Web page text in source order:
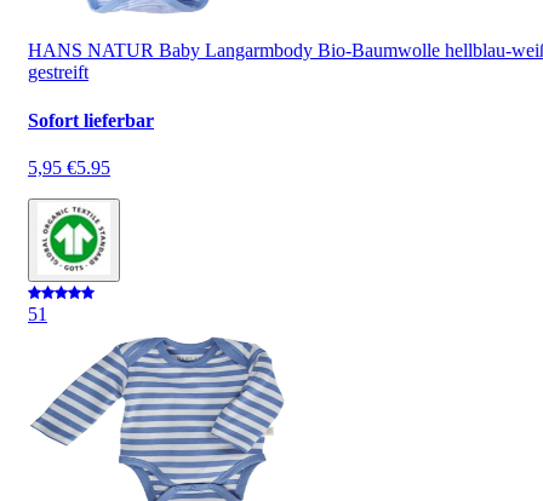
HANS NATUR Baby Langarmbody Bio-Baumwolle hellblau-
gestreift
Sofort lieferbar
5,95 €5.95
51